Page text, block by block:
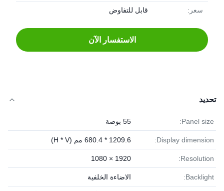
سعر: قابل للتفاوض
الاستفسار الآن
تحديد
Panel size: 55 بوصة
Display dimension: 1209.6 * 680.4 مم (H * V)
Resolution:
1920 × 1080
Backlight: الاضاءة الخلفية